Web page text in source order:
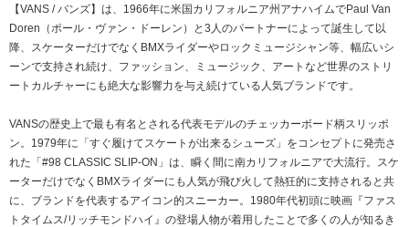
【VANS / バンズ】は、1966年に米国カリフォルニア州アナハイムでPaul Van
Doren（ポール・ヴァン・ドーレン）と3人のパートナーによって誕生して以
降、スケーターだけでなくBMXライダーやロックミュージシャン等、幅広いシ
ーンで支持され続け、ファッション、ミュージック、アートなど世界のストリ
ートカルチャーにも絶大な影響力を与え続けている人気ブランドです。
VANSの歴史上で最も有名とされる代表モデルのチェッカーボード柄スリッポ
ン。1979年に「すぐ履けてスケートが出来るシューズ」をコンセプトに発売さ
れた「#98 CLASSIC SLIP-ON」は、瞬く間に南カリフォルニアで大流行。スケ
ーターだけでなくBMXライダーにも人気が飛び火して熱狂的に支持されると共
に、ブランドを代表するアイコン的スニーカー。1980年代初頭に映画『ファス
トタイムス/リッチモンドハイ』の登場人物が着用したことで多くの人が知るき